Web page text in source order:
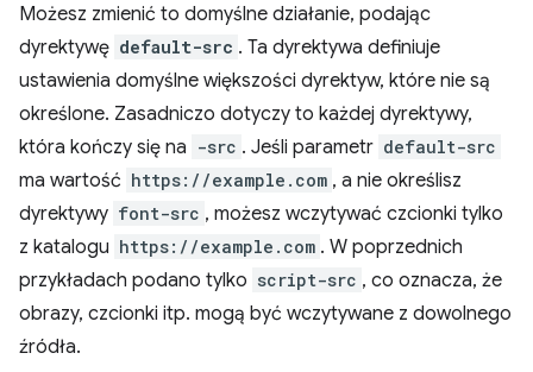
Możesz zmienić to domyślne działanie, podając
dyrektywę default-src . Ta dyrektywa definiuje
ustawienia domyślne większości dyrektyw, które nie są
określone. Zasadniczo dotyczy to każdej dyrektywy,
która kończy się na -src . Jeśli parametr default-src
ma wartość https://example.com , a nie określisz
dyrektywy font-src , możesz wczytywać czcionki tylko
z katalogu https://example.com . W poprzednich
przykładach podano tylko script-src , co oznacza, że
obrazy, czcionki itp. mogą być wczytywane z dowolnego
źródła.